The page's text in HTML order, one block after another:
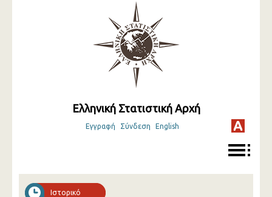
Ελληνική Στατιστική Αρχή
Εγγραφή Σύνδεση English
Ιστορικό